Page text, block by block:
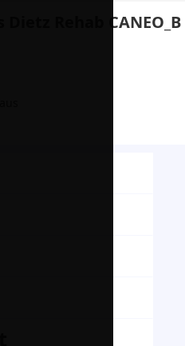
Rehab CANEO_B